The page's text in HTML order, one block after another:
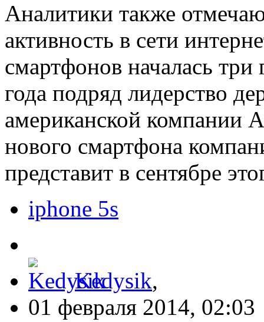
Аналитики также
активность в сети
смартфонов началась три
года подряд лидерство
американской компании
нового смартфона
представит в сентябре
iphone 5s
Kedysik,
01 февраля 2014, 02:03